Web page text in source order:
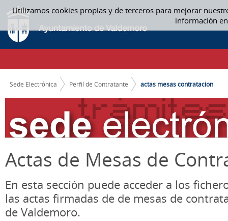
Utilizamos cookies propias y de terceros para mejorar
información
Saltar al contenido
ACTAS MESA CONTRATACIÓN - ACTAS MESAS CONTRATACION
CAMINO DE MIGAS
Sede Electrónica Perfil de Contratante actas mesas contratacion
Actas de Mesas de
En esta sección puede acceder a los
las actas firmadas de de mesas de
de Valdemoro.